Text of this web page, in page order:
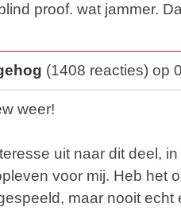
proof. wat jammer.
(1408 reacties) op
weer!
uit naar dit deel,
voor mij. Heb het
maar nooit echt